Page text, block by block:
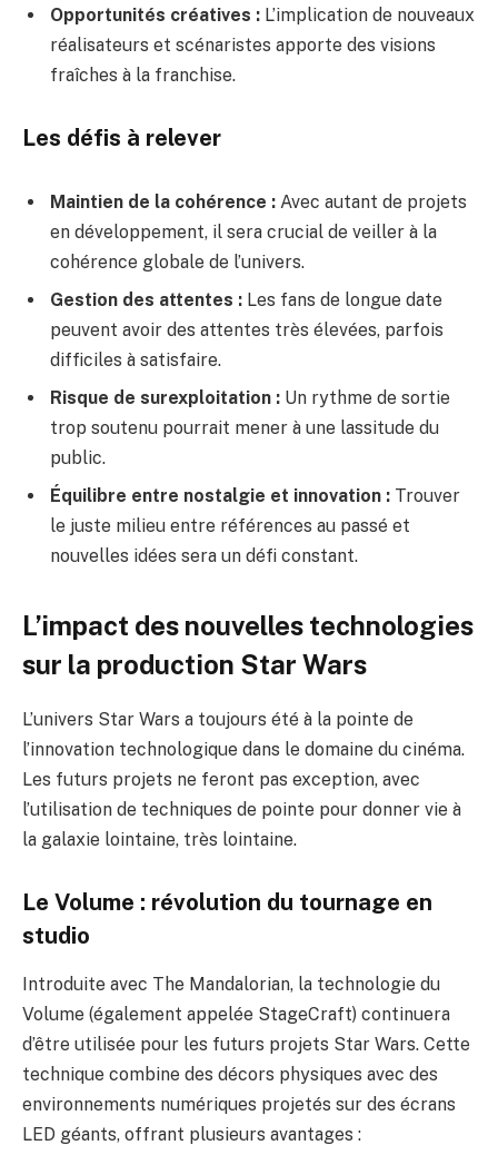
Opportunités créatives : L’implication de nouveaux
réalisateurs et scénaristes apporte des visions
fraîches à la franchise.
Les défis à relever
Maintien de la cohérence : Avec autant de projets
en développement, il sera crucial de veiller à la
cohérence globale de l’univers.
Gestion des attentes : Les fans de longue date
peuvent avoir des attentes très élevées, parfois
difficiles à satisfaire.
Risque de surexploitation : Un rythme de sortie
trop soutenu pourrait mener à une lassitude du
public.
Équilibre entre nostalgie et innovation : Trouver
le juste milieu entre références au passé et
nouvelles idées sera un défi constant.
L’impact des nouvelles technologies
sur la production Star Wars
L’univers Star Wars a toujours été à la pointe de
l’innovation technologique dans le domaine du cinéma.
Les futurs projets ne feront pas exception, avec
l’utilisation de techniques de pointe pour donner vie à
la galaxie lointaine, très lointaine.
Le Volume : révolution du tournage en
studio
Introduite avec The Mandalorian, la technologie du
Volume (également appelée StageCraft) continuera
d’être utilisée pour les futurs projets Star Wars. Cette
technique combine des décors physiques avec des
environnements numériques projetés sur des écrans
LED géants, offrant plusieurs avantages :